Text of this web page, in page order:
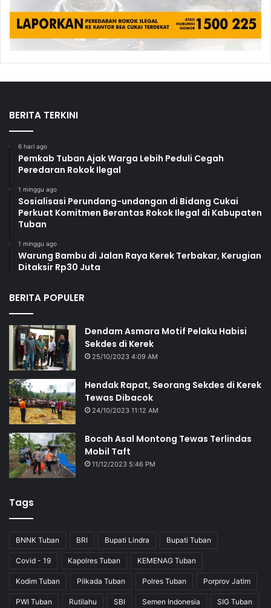
BERITA TERKINI
6 hari ago
Pemkab Tuban Ajak Warga Lebih Peduli Cegah
Peredaran Rokok Ilegal
1 minggu ago
Sosialisasi Perundang-undangan di Bidang Cukai
Perkuat Komitmen Berantas Rokok Ilegal di Kabupaten
Tuban
1 minggu ago
Warung Bambu di Jalan Raya Kerek Terbakar, Kerugian
Ditaksir Rp30 Juta
BERITA POPULER
Dendam Asmara Motif Pelaku Habisi
Sekdes di Kerek
25/10/2023 4:09 AM
Hendak Rapat, Seorang Sekdes di Kerek
Tewas Dibacok
24/10/2023 11:12 AM
Bocah Asal Montong Tewas Terlindas
Mobil Taft
11/12/2023 5:46 PM
Tags
BNNK Tuban BRI Bupati Lindra Bupati Tuban
Covid - 19 Kapolres Tuban KEMENAG Tuban
Kodim Tuban Pilkada Tuban Polres Tuban Porprov Jatim
PWI Tuban Rutilahu SBI Semen Indonesia SIG Tuban